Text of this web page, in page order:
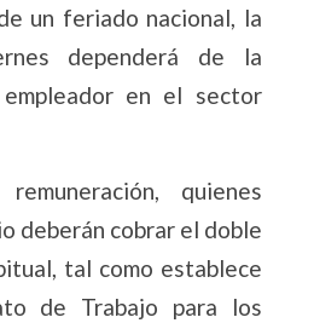
un feriado nacional, la
dependerá de la
en el sector
quienes
deberán cobrar el doble
tal como establece
de Trabajo para los